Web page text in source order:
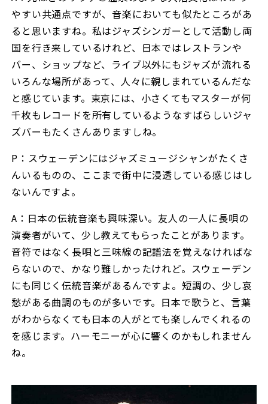
やすい共通点ですが、音楽においても似たところがあ
ると思いますね。私はジャズシンガーとして活動し両
国を行き来しているけれど、日本ではレストランや
バー、ショップなど、ライブ以外にもジャズが流れる
いろんな場所があって、人々に親しまれているんだな
と感じています。東京には、小さくてもマスターが何
千枚もレコードを所有しているようなすばらしいジャ
ズバーもたくさんありますしね。
P：スウェーデンにはジャズミュージシャンがたくさ
んいるものの、ここまで街中に浸透している感じはし
ないんですよ。
A：日本の伝統音楽も興味深い。友人の一人に長唄の
演奏者がいて、少し教えてもらったことがあります。
音符ではなく長唄と三味線の記譜法を覚えなければな
らないので、かなり難しかったけれど。スウェーデン
にも同じく伝統音楽があるんですよ。短調の、少し哀
愁がある曲調のものが多いです。日本で歌うと、言葉
がわからなくても日本の人がとても楽しんでくれるの
を感じます。ハーモニーが心に響くのかもしれません
ね。